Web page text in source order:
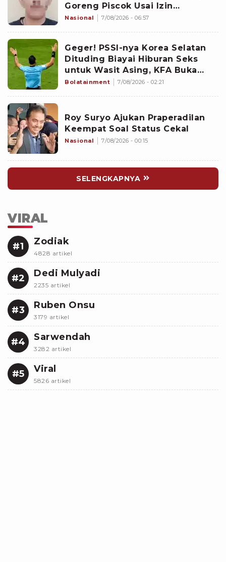
Goreng Piscok Usai Izin
Interview di Mal
Nasional 7/08/2026 - 06:57
Geger! PSSI-nya Korea Selatan
Dituding Biayai Hiburan Seks
untuk Wasit Asing, KFA Buka
Suara
Bolatainment 7/08/2026 - 02:21
Roy Suryo Ajukan Praperadilan
Keempat Soal Status Cekal
Nasional 7/08/2026 - 00:15
SELENGKAPNYA
VIRAL
#1 Zodiak
4828 artikel
#2 Dedi Mulyadi
2235 artikel
#3 Ruben Onsu
3179 artikel
#4 Sarwendah
3282 artikel
#5 Viral
5826 artikel